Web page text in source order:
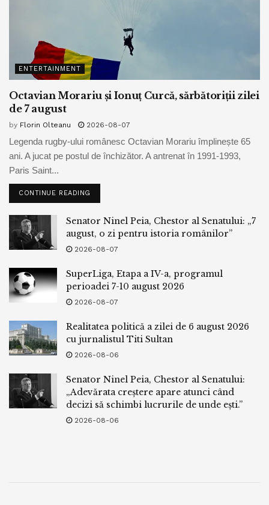
ENTERTAINMENT
Octavian Morariu și Ionuț Curcă, sărbătoriții zilei
de 7 august
by Florin Olteanu 2026-08-07
Legenda rugby-ului românesc Octavian Morariu împlinește 65
ani. A jucat pe postul de închizător. A antrenat în 1991-1993,
Paris Saint...
CONTINUE READING
Senator Ninel Peia, Chestor al Senatului: „7
august, o zi pentru istoria românilor”
2026-08-07
SuperLiga, Etapa a IV-a, programul
perioadei 7-10 august 2026
2026-08-07
Realitatea politică a zilei de 6 august 2026
cu jurnalistul Titi Sultan
2026-08-06
Senator Ninel Peia, Chestor al Senatului:
„Adevărata creștere apare atunci când
decizi să schimbi lucrurile de unde ești.”
2026-08-06